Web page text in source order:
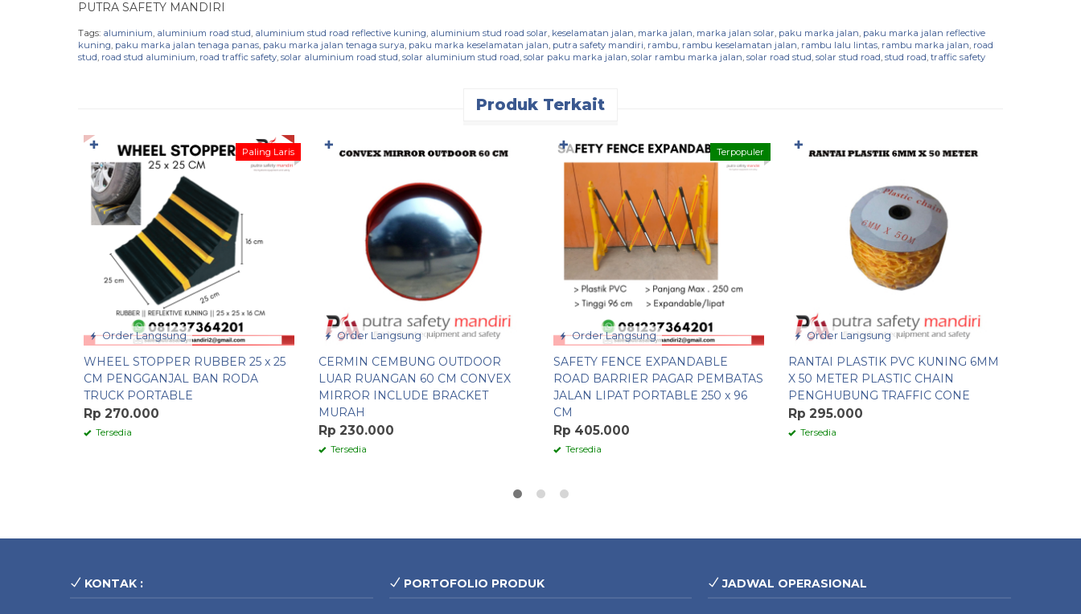
PUTRA SAFETY MANDIRI
Tags: aluminium aluminium road stud aluminium stud road reflective kuning aluminium stud road solar keselamatan jalan marka jalan marka jalan solar paku marka jalan paku marka jalan reflective
kuning paku marka jalan tenaga panas paku marka jalan tenaga surya paku marka keselamatan jalan putra safety mandiri rambu rambu keselamatan jalan rambu lalu lintas rambu marka jalan road
stud road stud aluminium road traffic safety solar aluminium road stud solar aluminium stud road solar paku marka jalan solar rambu marka jalan solar road stud solar stud road stud road traffic safety
Produk Terkait
Order Langsung
Paling Laris
WHEEL STOPPER RUBBER 25 x 25
CM PENGGANJAL BAN RODA
TRUCK PORTABLE
Rp 270.000
Tersedia
✚
Order Langsung
CERMIN CEMBUNG OUTDOOR
LUAR RUANGAN 60 CM CONVEX
MIRROR INCLUDE BRACKET
MURAH
Rp 230.000
Tersedia
✚
Order Langsung
Terpopuler
SAFETY FENCE EXPANDABLE
ROAD BARRIER PAGAR PEMBATAS
JALAN LIPAT PORTABLE 250 x 96
CM
Rp 405.000
Tersedia
✚
Order Langsung
RANTAI PLASTIK PVC KUNING 6MM
X 50 METER PLASTIC CHAIN
PENGHUBUNG TRAFFIC CONE
Rp 295.000
Tersedia
✚
KONTAK : PORTOFOLIO PRODUK JADWAL OPERASIONAL